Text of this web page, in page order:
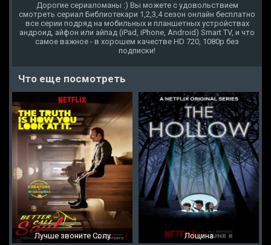
Дорогие сериаломаны :) Вы можете с удовольствием
смотреть сериал Библиотекари 1,2,3,4 сезон онлайн бесплатно
все серии подряд на мобильных и планшетных устройствах
андроид, айфон или айпад (iPad, iPhone, Android) Smart TV, и что
самое важное - в хорошем качестве HD 720, 1080p без
подписки!
Что еще посмотреть
Лучше звоните Солу Лощина